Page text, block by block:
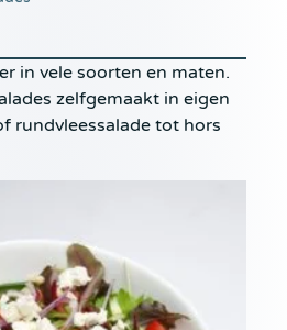
in vele soorten en maten.
zelfgemaakt in eigen
rundvleessalade tot hors